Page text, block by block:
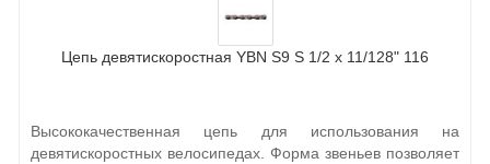
Цепь девятискоростная YBN S9 S 1/2 x 11/128" 116
Высококачественная цепь для использования на
девятискоростных велосипедах. Форма звеньев позволяет